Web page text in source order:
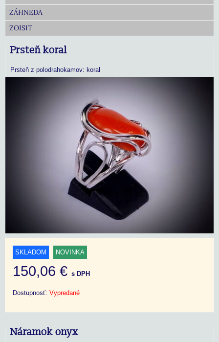
ZÁHNEDA
ZOISIT
Prsteň koral
Prsteň z polodrahokamov: koral
SKLADOM NOVINKA
150,06 € s DPH
Dostupnosť: Vypredané
Náramok onyx